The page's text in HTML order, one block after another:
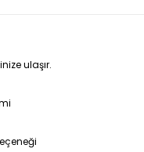
ulaşır.